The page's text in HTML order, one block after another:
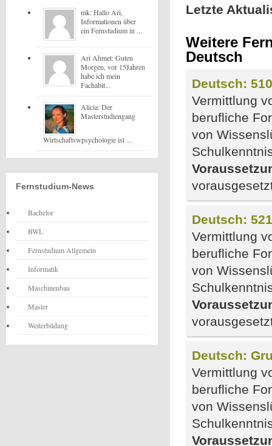
Letzte
Weitere
Deutsch
Deutsch:
Vermittlung
berufliche
von
Deutsch:
Vermittlung
berufliche
von
Deutsch:
Vermittlung
berufliche
von
mk: Hallo Ari,
Informationen über
ein Fernstudium in ...
Ari Ahmet: Guten
Morgen, vor 15Jahren
habe ich mein
Fachabit...
Alicia: Der
Masterstudiengang
Wirtschaftswpsychologie ist ...
Fernstudium-News
Bachelor
BWL
Fernstudium Allgemein
Informatik
Maschinenbau
Master
Weiterbildung